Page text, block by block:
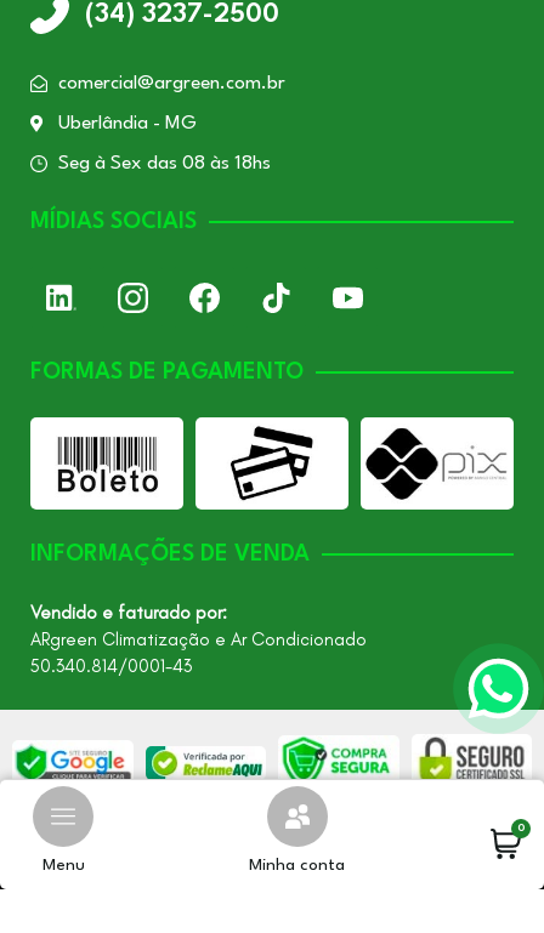
Menu Minha conta
0
(34) 3237-2500
comercial@argreen.com.br
Uberlândia - MG
Seg à Sex das 08 às 18hs
MÍDIAS SOCIAIS
FORMAS DE PAGAMENTO
INFORMAÇÕES DE VENDA
Vendido e faturado por:
ARgreen Climatização e Ar Condicionado
50.340.814/0001-43
©2026 - Todos os direitos reservados – ARgreen. CNPJ:
24.849.649/0001-40